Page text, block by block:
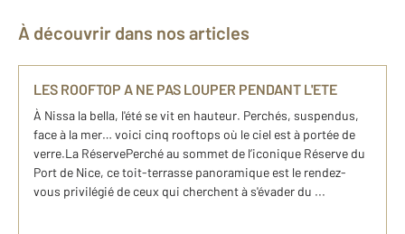
À découvrir dans nos articles
LES ROOFTOP A NE PAS LOUPER PENDANT L'ETE
À Nissa la bella, l'été se vit en hauteur. Perchés, suspendus,
face à la mer… voici cinq rooftops où le ciel est à portée de
verre.La RéservePerché au sommet de l’iconique Réserve du
Port de Nice, ce toit-terrasse panoramique est le rendez-
vous privilégié de ceux qui cherchent à s'évader du ...